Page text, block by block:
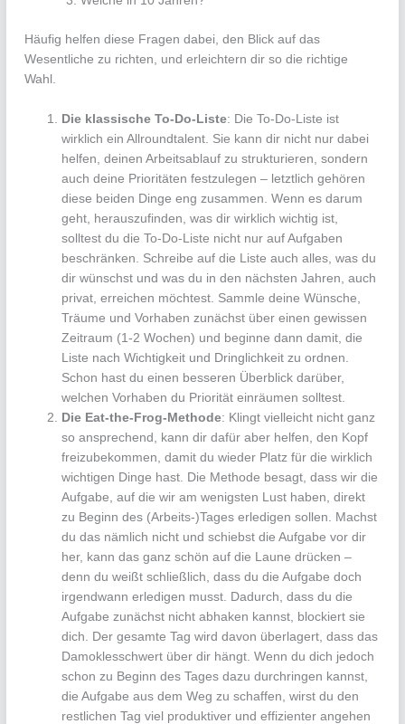
Häufig helfen diese Fragen dabei, den Blick auf das
Wesentliche zu richten, und erleichtern dir so die richtige
Wahl.
Die klassische To-Do-Liste: Die To-Do-Liste ist
wirklich ein Allroundtalent. Sie kann dir nicht nur dabei
helfen, deinen Arbeitsablauf zu strukturieren, sondern
auch deine Prioritäten festzulegen – letztlich gehören
diese beiden Dinge eng zusammen. Wenn es darum
geht, herauszufinden, was dir wirklich wichtig ist,
solltest du die To-Do-Liste nicht nur auf Aufgaben
beschränken. Schreibe auf die Liste auch alles, was du
dir wünschst und was du in den nächsten Jahren, auch
privat, erreichen möchtest. Sammle deine Wünsche,
Träume und Vorhaben zunächst über einen gewissen
Zeitraum (1-2 Wochen) und beginne dann damit, die
Liste nach Wichtigkeit und Dringlichkeit zu ordnen.
Schon hast du einen besseren Überblick darüber,
welchen Vorhaben du Priorität einräumen solltest.
Die Eat-the-Frog-Methode: Klingt vielleicht nicht ganz
so ansprechend, kann dir dafür aber helfen, den Kopf
freizubekommen, damit du wieder Platz für die wirklich
wichtigen Dinge hast. Die Methode besagt, dass wir die
Aufgabe, auf die wir am wenigsten Lust haben, direkt
zu Beginn des (Arbeits-)Tages erledigen sollen. Machst
du das nämlich nicht und schiebst die Aufgabe vor dir
her, kann das ganz schön auf die Laune drücken –
denn du weißt schließlich, dass du die Aufgabe doch
irgendwann erledigen musst. Dadurch, dass du die
Aufgabe zunächst nicht abhaken kannst, blockiert sie
dich. Der gesamte Tag wird davon überlagert, dass das
Damoklesschwert über dir hängt. Wenn du dich jedoch
schon zu Beginn des Tages dazu durchringen kannst,
die Aufgabe aus dem Weg zu schaffen, wirst du den
restlichen Tag viel produktiver und effizienter angehen